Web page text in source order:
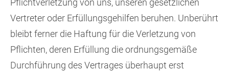
Pflichtverletzung von uns, unseren gesetzlichen
Vertreter oder Erfüllungsgehilfen beruhen. Unberührt
bleibt ferner die Haftung für die Verletzung von
Pflichten, deren Erfüllung die ordnungsgemäße
Durchführung des Vertrages überhaupt erst